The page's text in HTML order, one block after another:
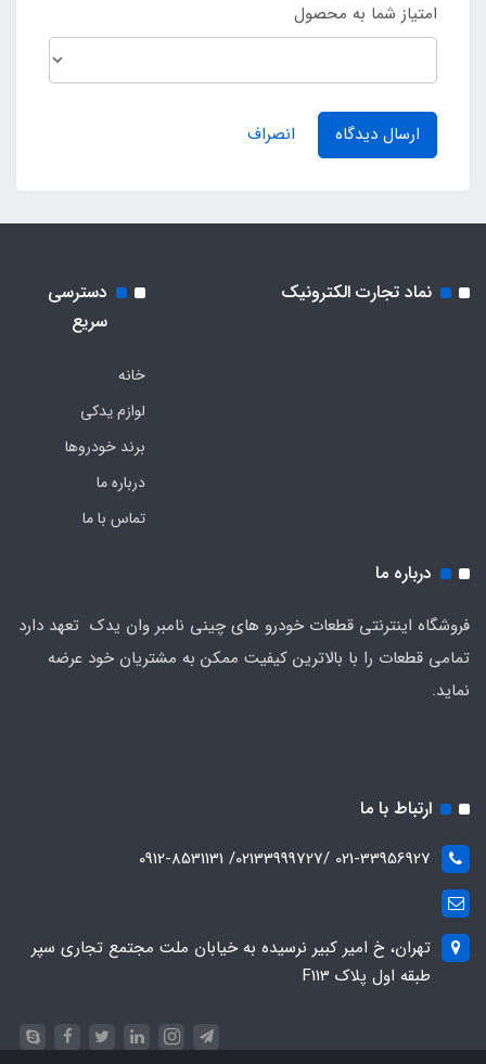
امتیاز شما به محصول
ارسال دیدگاه انصراف
نماد تجارت الکترونیک
دسترسی
سریع
خانه
لوازم یدکی
برند خودروها
درباره ما
تماس با ما
درباره ما
فروشگاه اینترنتی قطعات خودرو های چینی نامبر وان یدک تعهد دارد
تمامی قطعات را با بالاترین کیفیت ممکن به مشتریان خود عرضه
نماید.
ارتباط با ما
021-33956927 /02133999727/ 0912-8531131
تهران، خ امیر کبیر نرسیده به خیابان ملت مجتمع تجاری سپر
طبقه اول پلاک F113